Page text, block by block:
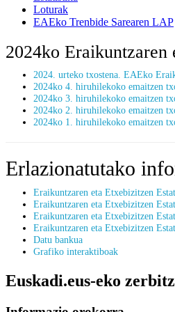
Loturak
EAEko Trenbide Sarearen LAP
2024ko Eraikuntzaren
2024. urteko txostena. EAEko
2024ko 4. hiruhilekoko emaitzen
2024ko 3. hiruhilekoko emaitzen
2024ko 2. hiruhilekoko emaitzen
2024ko 1. hiruhilekoko emaitzen
Erlazionatutako
Eraikuntzaren eta Etxebizitzen
Eraikuntzaren eta Etxebizitzen
Eraikuntzaren eta Etxebizitzen
Eraikuntzaren eta Etxebizitzen
Datu bankua
Grafiko interaktiboak
Euskadi.eus-eko